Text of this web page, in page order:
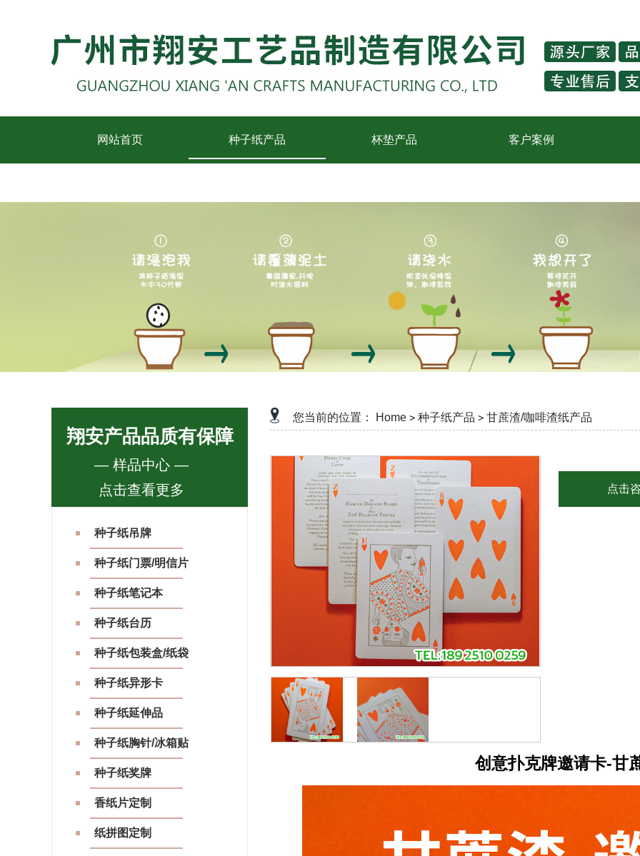
网站首页 种子纸产品 杯垫产品 客户案例
翔安产品品质有保障
— 样品中心 —
点击查看更多
种子纸吊牌
种子纸门票/明信片
种子纸笔记本
种子纸台历
种子纸包装盒/纸袋
种子纸异形卡
种子纸延伸品
种子纸胸针/冰箱贴
种子纸奖牌
香纸片定制
纸拼图定制
您当前的位置： Home > 种子纸产品 > 甘蔗渣/咖啡渣纸产品
点击
创意扑克牌邀请卡-甘